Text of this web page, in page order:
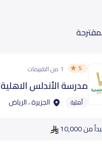
5 1 من التقييمات
مدرسة الأندلس الاهلية
أهلية الجزيرة ، الرياض
10,000